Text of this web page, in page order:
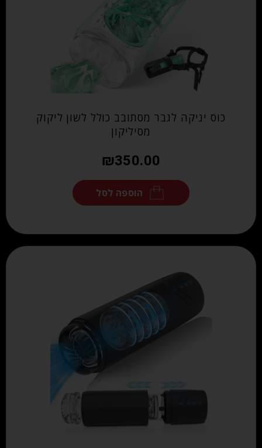
כוס יניקה לגבר מסתובב כולל לשון ליקוק
מסיליקון
₪350.00
הוספה לסל